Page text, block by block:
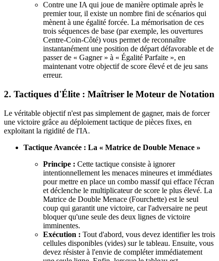
Contre une IA qui joue de manière optimale après le
premier tour, il existe un nombre fini de scénarios qui
mènent à une égalité forcée. La mémorisation de ces
trois séquences de base (par exemple, les ouvertures
Centre-Coin-Côté) vous permet de reconnaître
instantanément une position de départ défavorable et de
passer de « Gagner » à « Égalité Parfaite », en
maintenant votre objectif de score élevé et de jeu sans
erreur.
2. Tactiques d'Élite : Maîtriser le Moteur de Notation
Le véritable objectif n'est pas simplement de gagner, mais de forcer
une victoire grâce au déploiement tactique de pièces fixes, en
exploitant la rigidité de l'IA.
Tactique Avancée : La « Matrice de Double Menace »
Principe : Cette tactique consiste à ignorer
intentionnellement les menaces mineures et immédiates
pour mettre en place un combo massif qui efface l'écran
et déclenche le multiplicateur de score le plus élevé. La
Matrice de Double Menace (Fourchette) est le seul
coup qui garantit une victoire, car l'adversaire ne peut
bloquer qu'une seule des deux lignes de victoire
imminentes.
Exécution : Tout d'abord, vous devez identifier les trois
cellules disponibles (vides) sur le tableau. Ensuite, vous
devez résister à l'envie de compléter immédiatement